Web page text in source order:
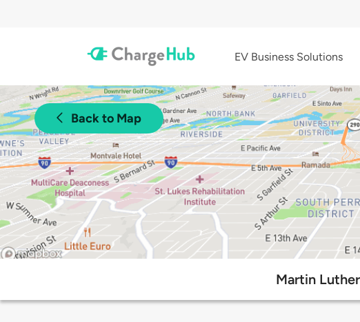
EV Business Solutions
Back to Map
Martin